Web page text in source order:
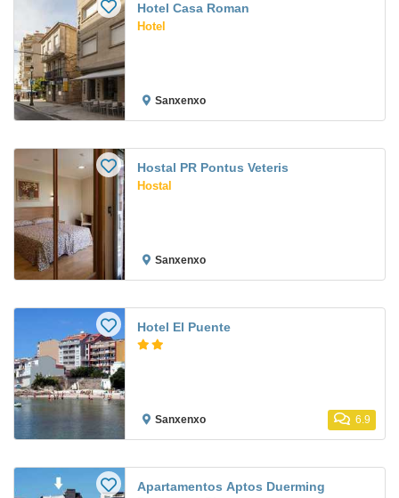
Hotel Casa Roman
Hotel
Sanxenxo
Hostal PR Pontus Veteris
Hostal
Sanxenxo
Hotel El Puente
Sanxenxo 6.9
Apartamentos Aptos Duerming